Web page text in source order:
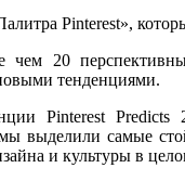
Pinterest»,
20
тенденциями.
Pinterest
выделили самые
и культуры в